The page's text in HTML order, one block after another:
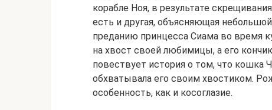
корабле Ноя, в результате
есть и другая, объясняющая
преданию принцесса Сиама во время
на хвост своей любимицы, а его
повествует история о том, что кошка
обхватывала его своим хвостиком.
особенность, как и косоглазие.